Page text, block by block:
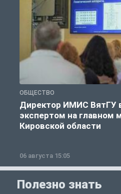
ОБЩЕСТВО
Директор ИМИС ВятГУ
экспертом на главном
Кировской области
06 августа 15:05
Полезно знать